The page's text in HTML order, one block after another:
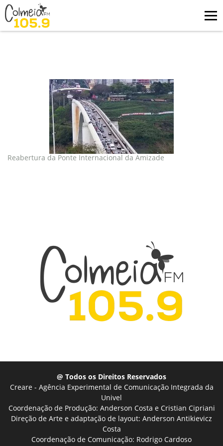
Blog
Reabertura da Ponte Internacional da Amizade
@ Todos os Direitos Reservados
Creare - Agência Experimental de Comunicação Integrada da
Univel
Coordenação de Produção: Anderson Costa e Cristian Cipriani
Direção de Arte e adaptação de layout: Anderson Antikievicz
Costa
Coordenação de Comunicação: Rodrigo Cardoso